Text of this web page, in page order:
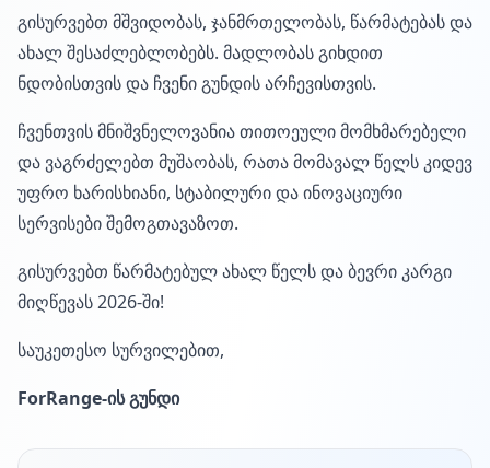
გისურვებთ მშვიდობას, ჯანმრთელობას, წარმატებას და
ახალ შესაძლებლობებს. მადლობას გიხდით
ნდობისთვის და ჩვენი გუნდის არჩევისთვის.
ჩვენთვის მნიშვნელოვანია თითოეული მომხმარებელი
და ვაგრძელებთ მუშაობას, რათა მომავალ წელს კიდევ
უფრო ხარისხიანი, სტაბილური და ინოვაციური
სერვისები შემოგთავაზოთ.
გისურვებთ წარმატებულ ახალ წელს და ბევრი კარგი
მიღწევას 2026-ში!
საუკეთესო სურვილებით,
ForRange-ის გუნდი